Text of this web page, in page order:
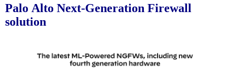
Palo Alto Next-Generation Firewall
solution